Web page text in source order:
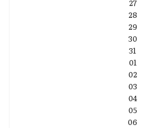
27
28
29
30
31
01
02
03
04
05
06